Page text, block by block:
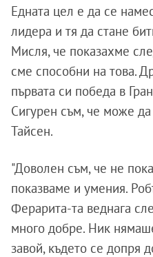
Едната цел е да се
лидера и тя да стане
Мисля, че показахме
сме способни на това.
първата си победа в
Сигурен съм, че може
Тайсен.
"Доволен съм, че не
показваме и умения.
Ферарита-та веднага
много добре. Ник
завой, където се допря